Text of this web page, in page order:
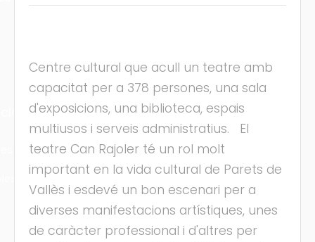
Centre cultural que acull un teatre amb
capacitat per a 378 persones, una sala
d'exposicions, una biblioteca, espais
multiusos i serveis administratius. El
teatre Can Rajoler té un rol molt
important en la vida cultural de Parets de
Vallès i esdevé un bon escenari per a
diverses manifestacions artístiques, unes
de caràcter professional i d'altres per